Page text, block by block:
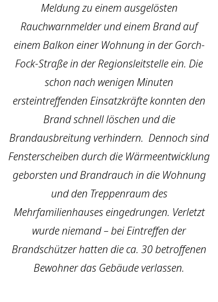
Meldung zu einem ausgelösten
Rauchwarnmelder und einem Brand auf
einem Balkon einer Wohnung in der Gorch-
Fock-Straße in der Regionsleitstelle ein. Die
schon nach wenigen Minuten
ersteintreffenden Einsatzkräfte konnten den
Brand schnell löschen und die
Brandausbreitung verhindern. Dennoch sind
Fensterscheiben durch die Wärmeentwicklung
geborsten und Brandrauch in die Wohnung
und den Treppenraum des
Mehrfamilienhauses eingedrungen. Verletzt
wurde niemand – bei Eintreffen der
Brandschützer hatten die ca. 30 betroffenen
Bewohner das Gebäude verlassen.